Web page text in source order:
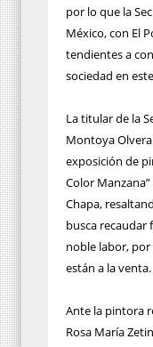
por lo que la
México, con El
tendientes a
sociedad en
La titular de la
Montoya
exposición de
Color
Chapa,
busca recaudar
noble labor,
están a la venta.
Ante la pintora
Rosa María